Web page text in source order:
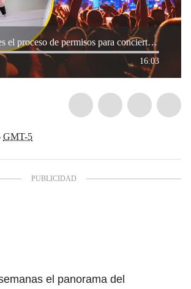
¿Cómo es el proceso de permisos para conciertos en Bogotá? Experto explica mitos y verdades
16:03
GMT-5
el panorama del